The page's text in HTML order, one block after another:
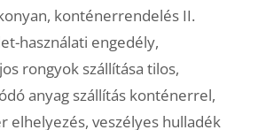
, konténerrendelés II.
használati engedély,
rongyok szállítása tilos,
anyag szállítás konténerrel,
elhelyezés, veszélyes hulladék